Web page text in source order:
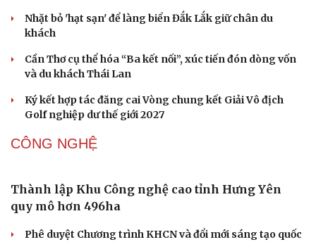
Nhặt bỏ 'hạt sạn' để làng biển Đắk Lắk giữ chân du
khách
Cần Thơ cụ thể hóa “Ba kết nối”, xúc tiến đón dòng vốn
và du khách Thái Lan
Ký kết hợp tác đăng cai Vòng chung kết Giải Vô địch
Golf nghiệp dư thế giới 2027
CÔNG NGHỆ
Thành lập Khu Công nghệ cao tỉnh Hưng Yên
quy mô hơn 496ha
Phê duyệt Chương trình KHCN và đổi mới sáng tạo quốc